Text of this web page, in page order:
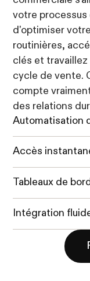
votre
d'optimiser
routinières,
clés et travaillez
cycle de vente.
compte
des relations
Automatisation
Accès
Tableaux de
Intégration